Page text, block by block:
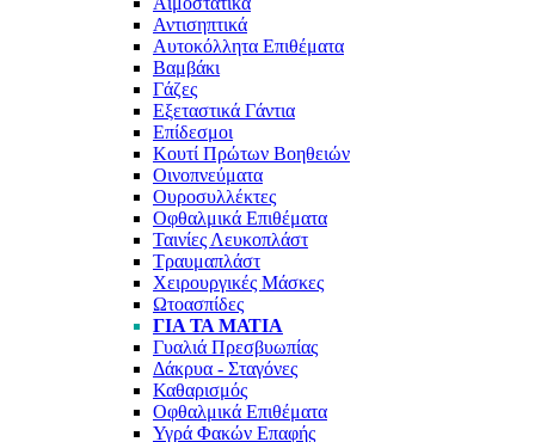
Αντισηπτικά
Αυτοκόλλητα Επιθέματα
Βαμβάκι
Γάζες
Εξεταστικά Γάντια
Επίδεσμοι
Κουτί Πρώτων Βοηθειών
Οινοπνεύματα
Ουροσυλλέκτες
Οφθαλμικά Επιθέματα
Ταινίες Λευκοπλάστ
Τραυμαπλάστ
Χειρουργικές Μάσκες
Ωτοασπίδες
ΓΙΑ ΤΑ ΜΆΤΙΑ
Γυαλιά Πρεσβυωπίας
Δάκρυα - Σταγόνες
Καθαρισμός
Οφθαλμικά Επιθέματα
Υγρά Φακών Επαφής